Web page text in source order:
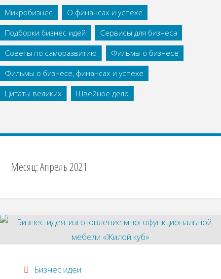
Микробизнес
О финансах и успехе
Подборки бизнес идей
Сервисы для бизнеса
Советы по саморазвитию
Фильмы о бизнесе
Фильмы о бизнесе, финансах и успехе
Цитаты великих
Швейное дело
Месяц:Апрель 2021
Бизнес идеи